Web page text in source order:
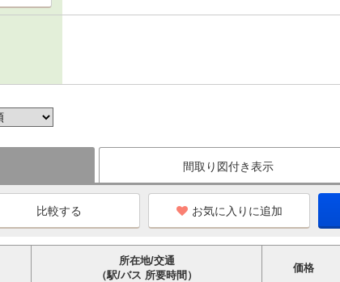
間取り図付き表示
お気に入りに追加
所在地/交通
（駅/バス 所要時間）
価格